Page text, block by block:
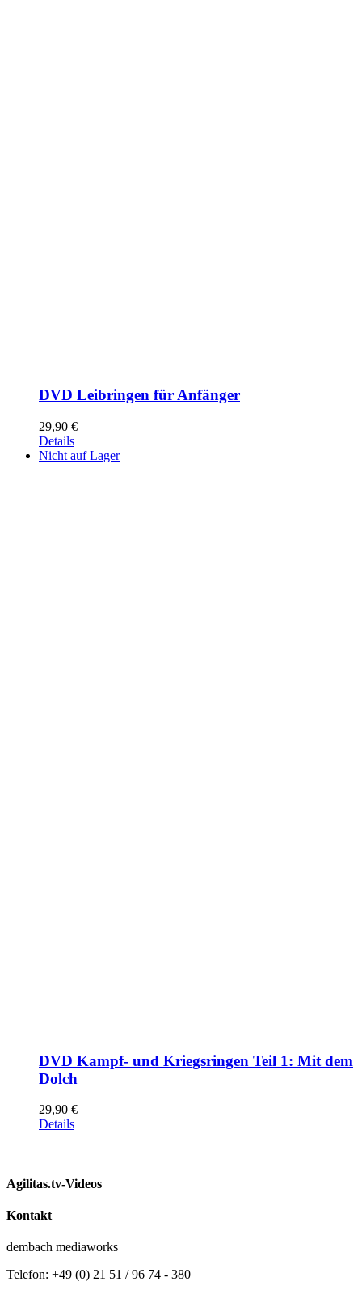
DVD Leibringen für Anfänger
29,90 €
Details
Nicht auf Lager
DVD Kampf- und Kriegsringen Teil 1: Mit dem
Dolch
29,90 €
Details
Agilitas.tv-Videos
Kontakt
dembach mediaworks
Telefon: +49 (0) 21 51 / 96 74 - 380